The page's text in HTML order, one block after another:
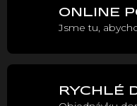
ONLINE
Jsme tu,
RYCHLÉ